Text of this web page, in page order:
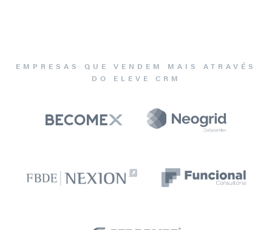
EMPRESAS QUE VENDEM MAIS ATRAVÉS
DO ELEVE CRM